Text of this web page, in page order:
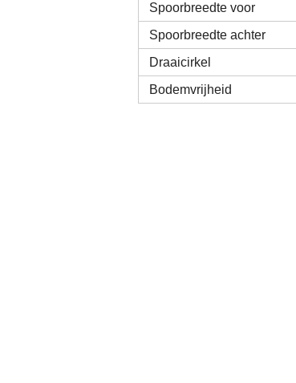
Spoorbreedte voor
Spoorbreedte achter
Draaicirkel
Bodemvrijheid